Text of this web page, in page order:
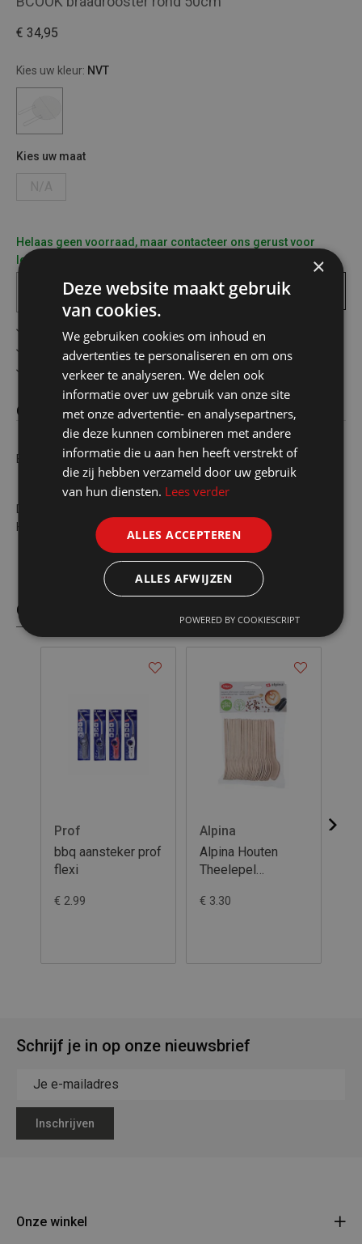
€ 34,95
Kies uw kleur: NVT
Kies uw maat
Helaas geen voorraad, maar contacteer ons gerust voor
levertermijn
Inwinkelmandje
Gratis verzending in België vanaf €75
Veilig online betalen
Advies op maat
Omschrijving
BCOOK braadrooster rond 50cm
Dit braadrooster van Barbecook heeft een diameter van 50cm.
Het rooster is eenvoudig te reinigen.
Gelijkaardige producten
Prof
bbq aansteker prof
flexi
€ 2.99
Alpina
Alpina Houten
Theelepel
€ 3.30
Schrijf je in op onze nieuwsbrief
Inschrijven
Onze winkel
×
Deze website maakt gebruik
van cookies.
We gebruiken cookies om inhoud en
advertenties te personaliseren en om ons
verkeer te analyseren. We delen ook
informatie over uw gebruik van onze site
met onze advertentie- en analysepartners,
die deze kunnen combineren met andere
informatie die u aan hen heeft verstrekt of
die zij hebben verzameld door uw gebruik
van hun diensten. Lees verder
ALLES ACCEPTEREN
ALLES AFWIJZEN
POWERED BY COOKIESCRIPT